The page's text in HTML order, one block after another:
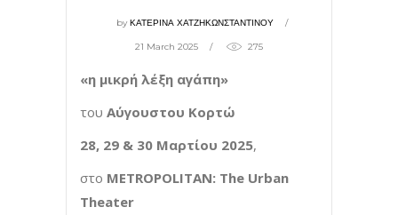
byΚΑΤΕΡΙΝΑ ΧΑΤΖΗΚΩΝΣΤΑΝΤΙΝΟΥ
21 March 2025 275
«η μικρή λέξη αγάπη»
του Αύγουστου Κορτώ
28, 29 & 30 Μαρτίου 2025,
στο METROPOLITAN: The Urban
Theater